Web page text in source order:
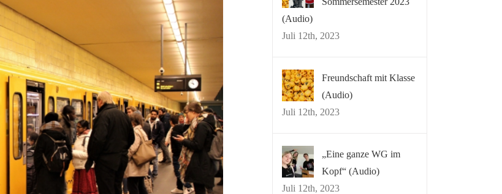
(Audio)
Juli 12th, 2023
Freundschaft mit Klasse
(Audio)
Juli 12th, 2023
„Eine ganze WG im
Kopf“ (Audio)
Juli 12th, 2023